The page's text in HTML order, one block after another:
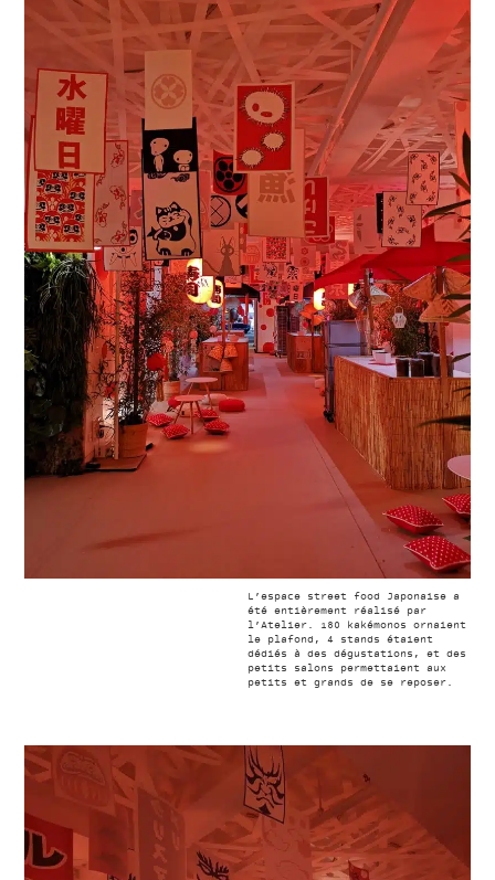
L’espace street food Japonaise a
été entièrement réalisé par
l’Atelier. 180 kakémonos ornaient
le plafond, 4 stands étaient
dédiés à des dégustations, et des
petits salons permettaient aux
petits et grands de se reposer.